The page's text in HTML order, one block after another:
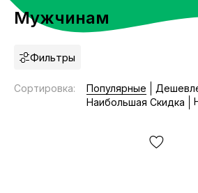
Мужчинам
Фильтры
Сортировка: Популярные
Наибольшая Скидка